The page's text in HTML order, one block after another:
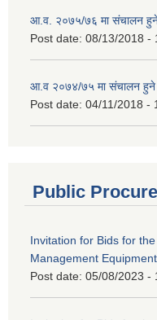
आ.व. २०७५/७६ मा संचालन हुने
Post date: 08/13/2018 -
आ.व २०७४/७५ मा संचालन हुने
Post date: 04/11/2018 -
Public
Invitation for Bids for
Management
Post date: 05/08/2023 -